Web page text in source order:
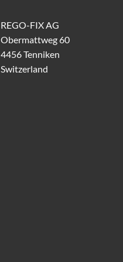
REGO-FIX AG
Obermattweg 60
4456 Tenniken
Switzerland